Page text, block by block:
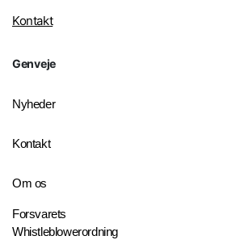
Kontakt
Genveje
Nyheder
Kontakt
Om os
Forsvarets
Whistleblowerordning